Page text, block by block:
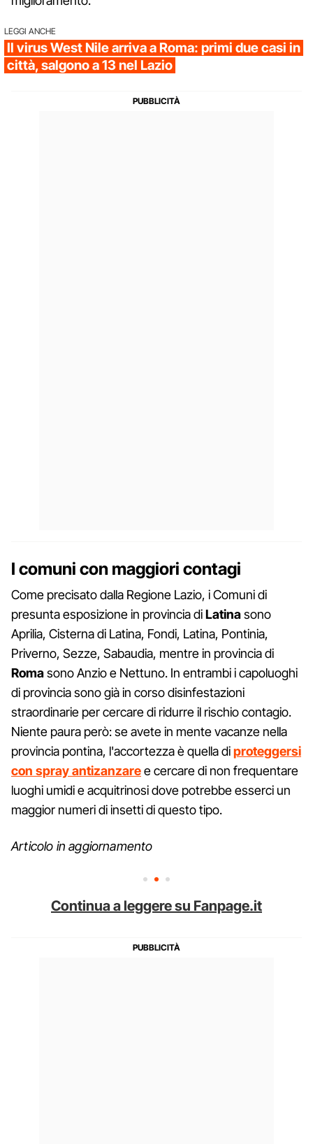
LEGGI ANCHE
Il virus West Nile arriva a Roma: primi due casi in
città, salgono a 13 nel Lazio
I comuni con maggiori contagi
Come precisato dalla Regione Lazio, i Comuni di
presunta esposizione in provincia diLatinasono
Aprilia, Cisterna di Latina, Fondi, Latina, Pontinia,
Priverno, Sezze, Sabaudia, mentre in provincia di
Romasono Anzio e Nettuno. In entrambi i capoluoghi
di provincia sono già in corso disinfestazioni
straordinarie per cercare di ridurre il rischio contagio.
Niente paura però: se avete in mente vacanze nella
provincia pontina, l'accortezza è quella diproteggersi
con spray antizanzaree cercare di non frequentare
luoghi umidi e acquitrinosi dove potrebbe esserci un
maggior numeri di insetti di questo tipo.
Articolo in aggiornamento
Continua a leggere su Fanpage.it